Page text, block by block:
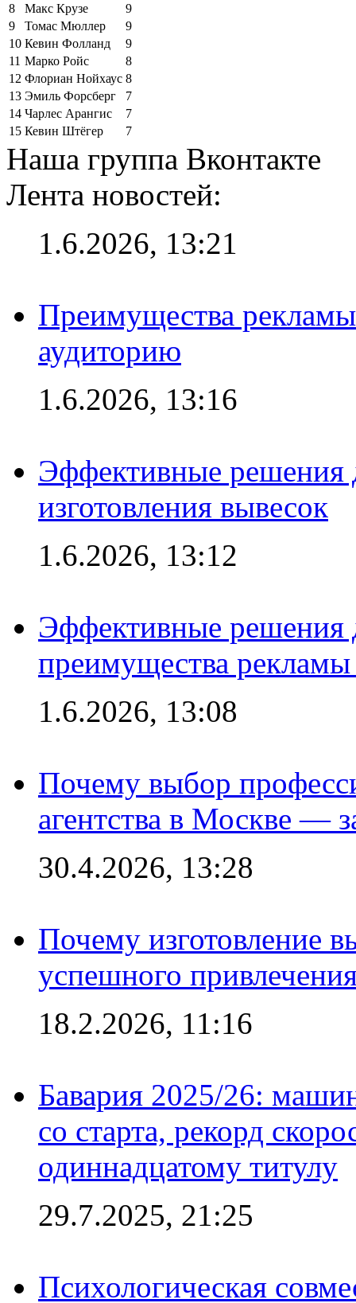
8
Макс Крузе
9
9
Томас Мюллер
9
10 Кевин Фолланд
9
11 Марко Ройс
8
12 Флориан Нойхаус 8
13 Эмиль Форсберг
7
14 Чарлес Арангис
7
15 Кевин Штёгер 7
Наша группа Вконтакте
Лента новостей:
1.6.2026, 13:21
Преимущества
аудиторию
1.6.2026, 13:16
Эффективные решения
изготовления вывесок
1.6.2026, 13:12
Эффективные решения
преимущества рекламы
1.6.2026, 13:08
Почему выбор
агентства в Москве —
30.4.2026, 13:28
Почему изготовление
успешного
18.2.2026, 11:16
Бавария 2025/26:
со старта, рекорд
одиннадцатому титулу
29.7.2025, 21:25
Психологическая